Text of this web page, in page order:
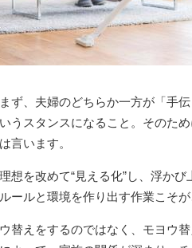
ず、夫婦のどちらか一方が「手
うスタンスになること。そのた
言います。
想を改めて“見える化”し、浮か
ールと環境を作り出す作業こそが
替えをするのではなく、モヨウ